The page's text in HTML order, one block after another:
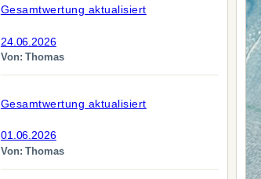
Gesamtwertung aktualisiert
24.06.2026
Von: Thomas
Gesamtwertung aktualisiert
01.06.2026
Von: Thomas